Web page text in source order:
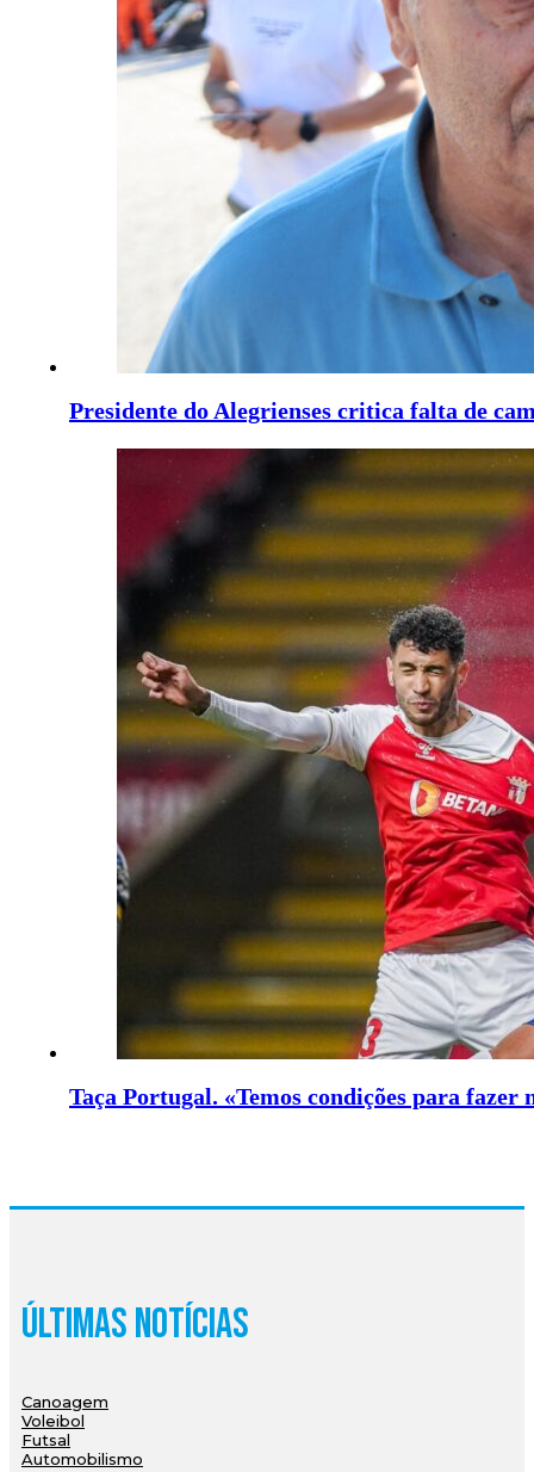
Presidente do Alegrienses critica falta de
Taça Portugal. «Temos condições para fazer
Últimas Notícias
Canoagem
Voleibol
Futsal
Automobilismo